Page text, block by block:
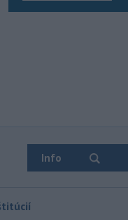
Info